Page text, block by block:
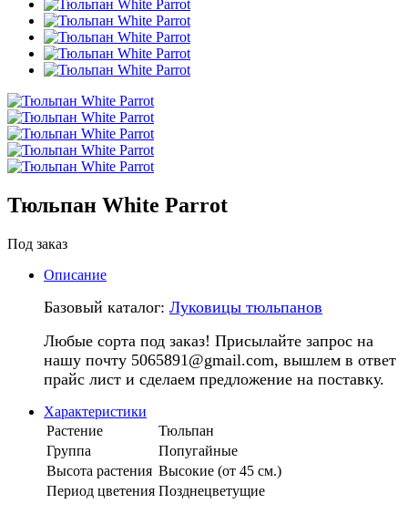
Тюльпан White Parrot
Под заказ
Описание
Базовый каталог: Луковицы тюльпанов
Любые сорта под заказ! Присылайте запрос на
нашу почту 5065891@gmail.com, вышлем в ответ
прайс лист и сделаем предложение на поставку.
Характеристики
Растение
Тюльпан
Группа
Попугайные
Высота растения Высокие (от 45 см.)
Период цветения Позднецветущие